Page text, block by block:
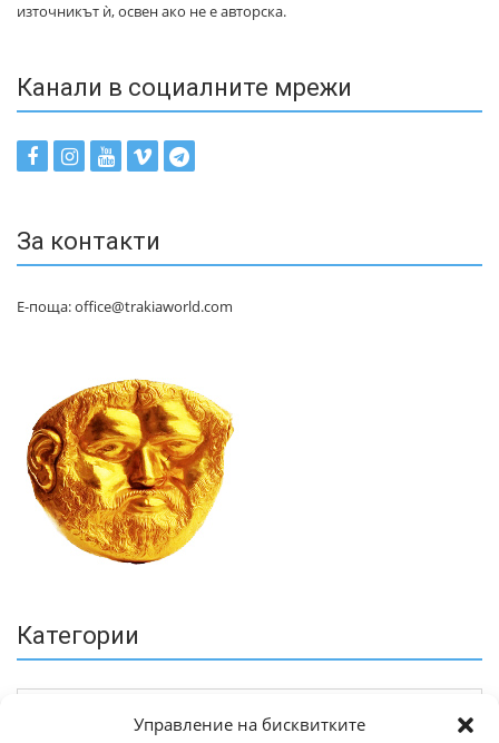
Управление на бисквитките
източникът ѝ, освен ако не е авторска.
Канали в социалните мрежи
За контакти
Е-поща: office@trakiaworld.com
Категории